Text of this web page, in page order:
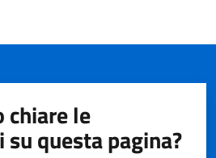
chiare le
questa pagina?